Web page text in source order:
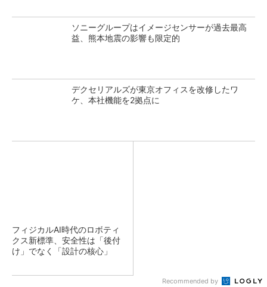
ソニーグループはイメージセンサーが過去最高
益、熊本地震の影響も限定的
デクセリアルズが東京オフィスを改修したワ
ケ、本社機能を2拠点に
フィジカルAI時代のロボティ
クス新標準、安全性は「後付
け」でなく「設計の核心」
Recommended by